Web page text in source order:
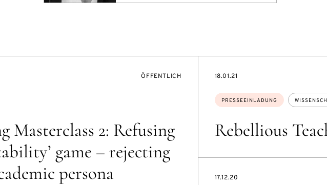
Masterclass 2: Refusing
game – rejecting
persona
VERANSTALTUNGSZUGANG:
ÖFFENTLICH
Rebellious
Themen:
PRESSEEINLADUNG
DATE
18.01.21
DATE
17.12.20